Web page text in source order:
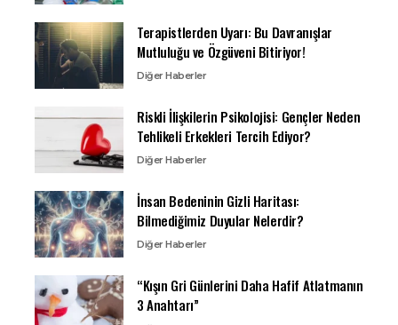
Terapistlerden Uyarı: Bu Davranışlar
Mutluluğu ve Özgüveni Bitiriyor!
Diğer Haberler
Riskli İlişkilerin Psikolojisi: Gençler Neden
Tehlikeli Erkekleri Tercih Ediyor?
Diğer Haberler
İnsan Bedeninin Gizli Haritası:
Bilmediğimiz Duyular Nelerdir?
Diğer Haberler
“Kışın Gri Günlerini Daha Hafif Atlatmanın
3 Anahtarı”